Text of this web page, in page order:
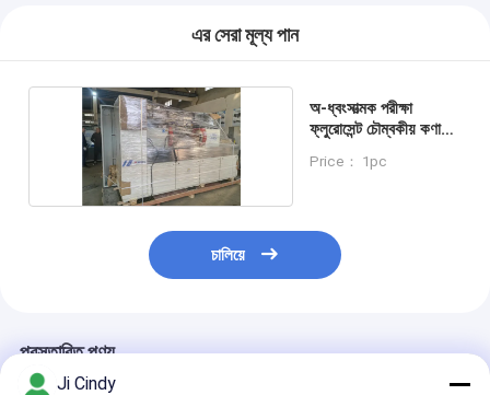
এর সেরা মূল্য পান
অ-ধ্বংসাত্মক পরীক্ষা
ফ্লুরোসেন্ট চৌম্বকীয় কণা
Price： 1pc
চালিয়ে
প্রস্তাবিত পণ্য
Ji Cindy